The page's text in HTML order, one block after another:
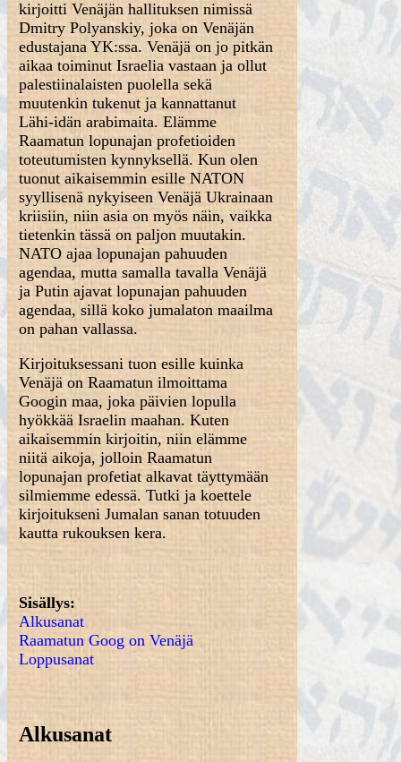
kirjoitti Venäjän hallituksen nimissä
Dmitry Polyanskiy, joka on Venäjän
edustajana YK:ssa. Venäjä on jo pitkän
aikaa toiminut Israelia vastaan ja ollut
palestiinalaisten puolella sekä
muutenkin tukenut ja kannattanut
Lähi-idän arabimaita. Elämme
Raamatun lopunajan profetioiden
toteutumisten kynnyksellä. Kun olen
tuonut aikaisemmin esille NATON
syyllisenä nykyiseen Venäjä Ukrainaan
kriisiin, niin asia on myös näin, vaikka
tietenkin tässä on paljon muutakin.
NATO ajaa lopunajan pahuuden
agendaa, mutta samalla tavalla Venäjä
ja Putin ajavat lopunajan pahuuden
agendaa, sillä koko jumalaton maailma
on pahan vallassa.
Kirjoituksessani tuon esille kuinka
Venäjä on Raamatun ilmoittama
Googin maa, joka päivien lopulla
hyökkää Israelin maahan. Kuten
aikaisemmin kirjoitin, niin elämme
niitä aikoja, jolloin Raamatun
lopunajan profetiat alkavat täyttymään
silmiemme edessä. Tutki ja koettele
kirjoitukseni Jumalan sanan totuuden
kautta rukouksen kera.
Sisällys:
Alkusanat
Raamatun Goog on Venäjä
Loppusanat
Alkusanat